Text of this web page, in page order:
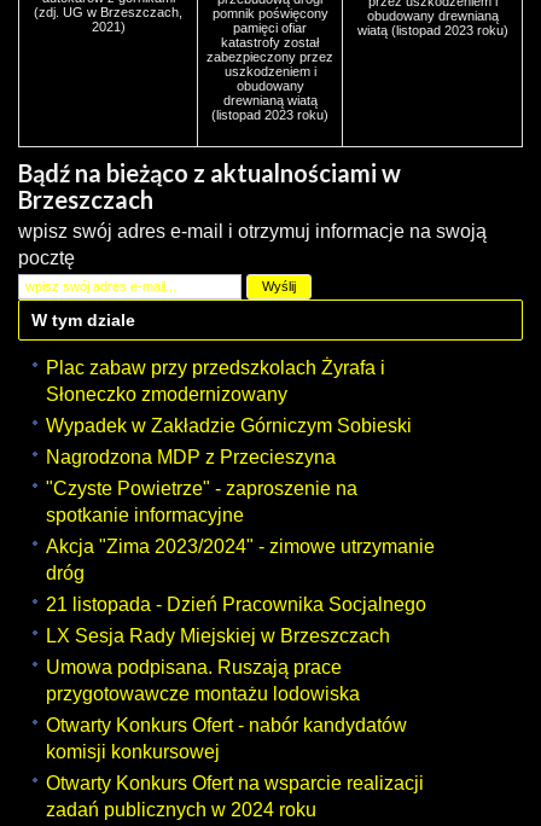
(zdj. UG w Brzeszczach,
2021)
pomnik poświęcony
pamięci ofiar
katastrofy został
zabezpieczony przez
uszkodzeniem i
obudowany
drewnianą wiatą
(listopad 2023 roku)
obudowany drewnianą
wiatą (listopad 2023 roku)
Bądź na bieżąco z aktualnościami w
Brzeszczach
wpisz swój adres e-mail i otrzymuj informacje na swoją
pocztę
W tym dziale
Plac zabaw przy przedszkolach Żyrafa i
Słoneczko zmodernizowany
Wypadek w Zakładzie Górniczym Sobieski
Nagrodzona MDP z Przecieszyna
"Czyste Powietrze" - zaproszenie na
spotkanie informacyjne
Akcja "Zima 2023/2024" - zimowe utrzymanie
dróg
21 listopada - Dzień Pracownika Socjalnego
LX Sesja Rady Miejskiej w Brzeszczach
Umowa podpisana. Ruszają prace
przygotowawcze montażu lodowiska
Otwarty Konkurs Ofert - nabór kandydatów
komisji konkursowej
Otwarty Konkurs Ofert na wsparcie realizacji
zadań publicznych w 2024 roku